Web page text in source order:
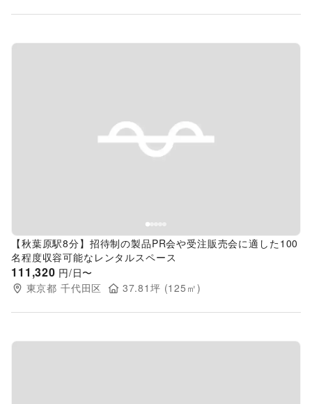
Previous slide
【秋葉原駅8分】招待制の製品PR会や受注販売会に適した100
名程度収容可能なレンタルスペース
111,320 円/日〜
東京都 千代田区 37.81 坪 (125 ㎡)